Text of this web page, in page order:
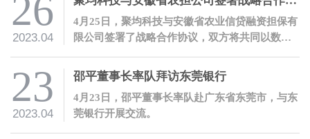
26
2023.04
4月25日，聚均科技与安徽省农业信贷融资担保有
限公司签署了战略合作协议，双方将共同以数字
23
2023.04
邵平董事长率队拜访东莞银行
4月23日，邵平董事长率队赴广东省东莞市，与东
莞银行开展交流。